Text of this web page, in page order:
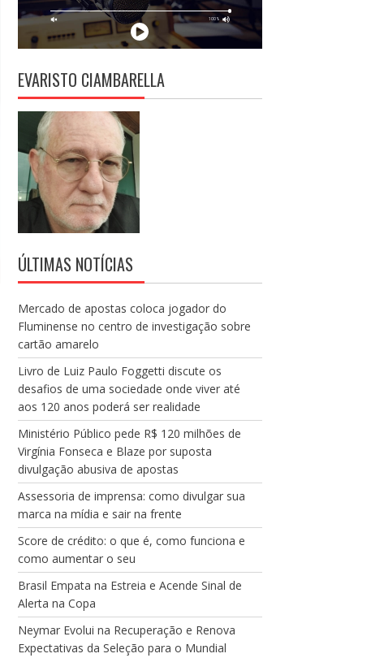
EVARISTO CIAMBARELLA
ÚLTIMAS NOTÍCIAS
Mercado de apostas coloca jogador do
Fluminense no centro de investigação sobre
cartão amarelo
Livro de Luiz Paulo Foggetti discute os
desafios de uma sociedade onde viver até
aos 120 anos poderá ser realidade
Ministério Público pede R$ 120 milhões de
Virgínia Fonseca e Blaze por suposta
divulgação abusiva de apostas
Assessoria de imprensa: como divulgar sua
marca na mídia e sair na frente
Score de crédito: o que é, como funciona e
como aumentar o seu
Brasil Empata na Estreia e Acende Sinal de
Alerta na Copa
Neymar Evolui na Recuperação e Renova
Expectativas da Seleção para o Mundial